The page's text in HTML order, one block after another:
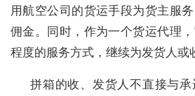
用航空公司的货运手段为货主服
佣金。同时，作为一个货运代理
程度的服务方式，继续为发货人或
拼箱的收、发货人不直接与